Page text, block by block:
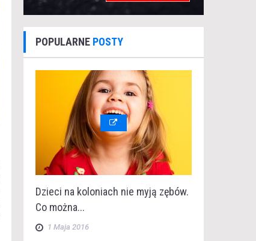
POPULARNE POSTY
Dzieci na koloniach nie myją zębów.
Co można...
1 Maja 2016